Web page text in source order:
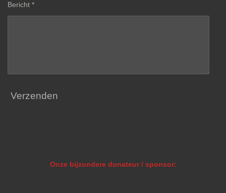
Bericht *
Verzenden
Onze bijzondere donateur / sponsor: